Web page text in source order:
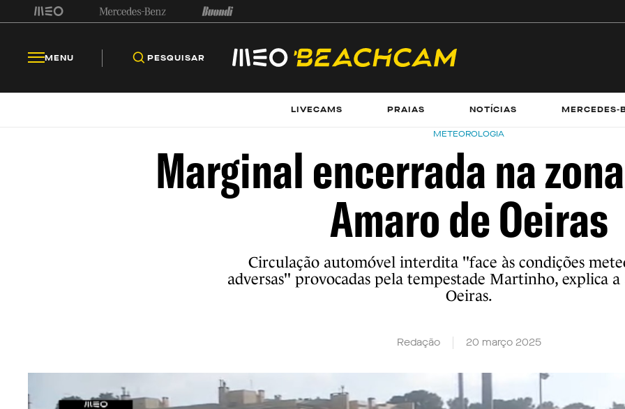
MENU PESQUISAR
LIVECAMS PRAIAS NOTÍCIAS MERCEDES-
METEOROLOGIA
Marginal encerrada na
Amaro de Oeiras
Circulação automóvel interdita "face às condições
adversas" provocadas pela tempestade Martinho, explica
Oeiras.
Redação 20 março 2025